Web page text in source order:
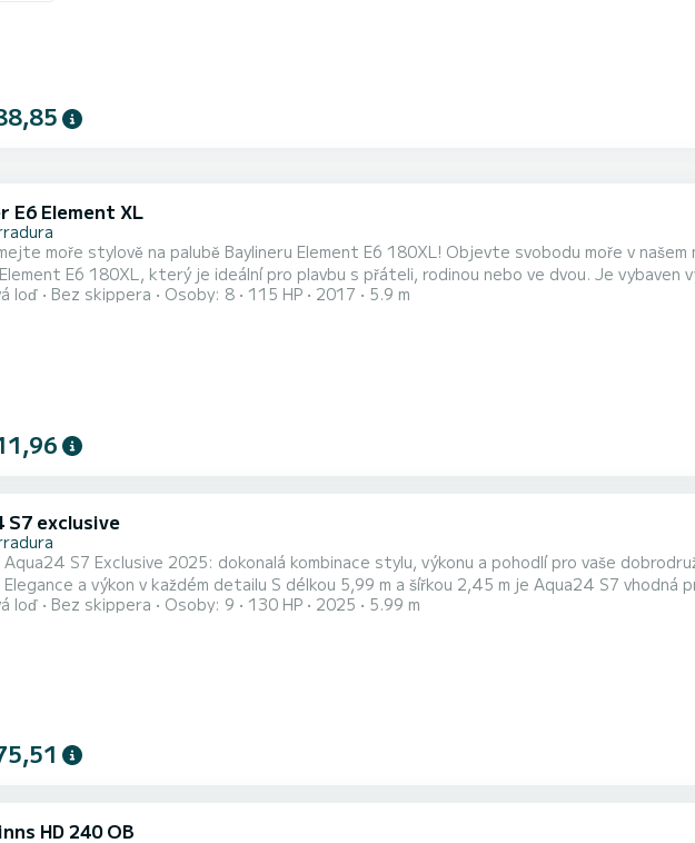
E6 Element XL
stylově na palubě Baylineru Element E6 180XL! Objevte svobodu moře v našem moderním a prostorném člunu
E6 180XL, který je ideální pro plavbu s přáteli, rodinou nebo ve dvou. Je vybaven
pohodlnou, bezpečnou a vzrušující plavbu. Tento člun, který pojme až 8 osob, je ideální pro plavbu po pobřeží,
loď Bez skippera Osoby: 8 115 HP 2017 5.9 m
S7 exclusive
S7 Exclusive 2025: dokonalá kombinace stylu, výkonu a pohodlí pro vaše
a sportovním designem. Je vybaven závěsným motorem o výkonu 130 koní a nabízí
loď Bez skippera Osoby: 9 130 HP 2025 5.99 m
HD 240 OB